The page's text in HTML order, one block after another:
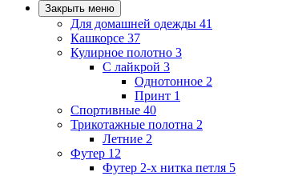
Закрыть меню
Для домашней одежды 41
Кашкорсе 37
Кулирное полотно 3
С лайкрой 3
Однотонное 2
Принт 1
Спортивные 40
Трикотажные полотна 2
Летние 2
Футер 12
Футер 2-х нитка петля 5